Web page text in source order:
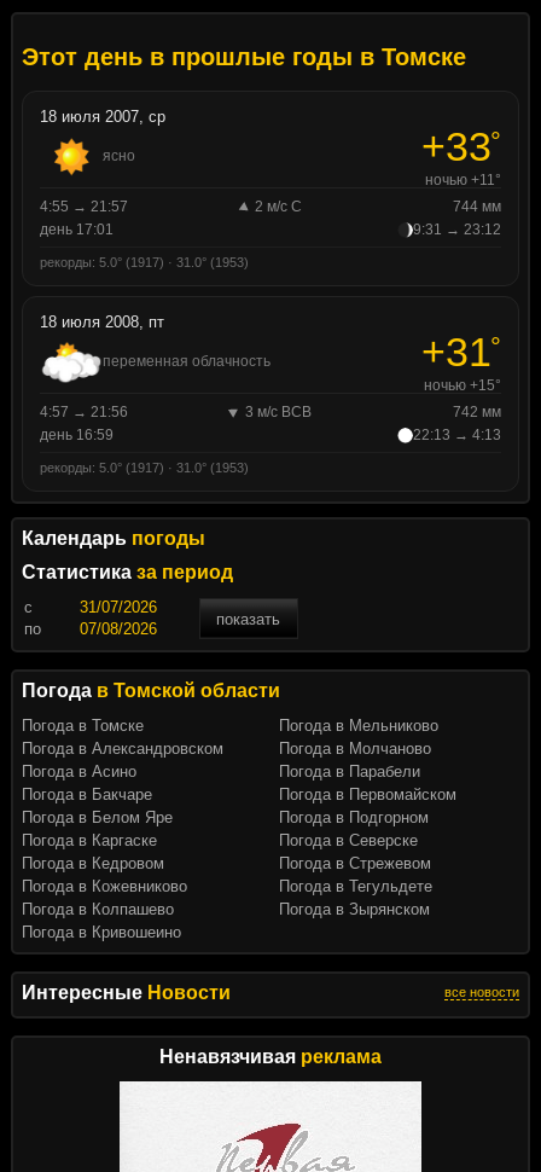
Интересные Новости все новости
Ненавязчивая реклама
Этот день в прошлые годы в Томске
18 июля 2007, ср
ясно +33°
ночью +11°
4:55 → 21:57
2 м/с С
744 мм
день 17:01
9:31 → 23:12
рекорды: 5.0° (1917) · 31.0° (1953)
18 июля 2008, пт
переменная облачность +31°
ночью +15°
4:57 → 21:56
3 м/с ВСВ
742 мм
день 16:59
22:13 → 4:13
рекорды: 5.0° (1917) · 31.0° (1953)
Календарь погоды
Статистика за период
c
показать
по
Погода в Томской области
Погода в Томске
Погода в Александровском
Погода в Асино
Погода в Бакчаре
Погода в Белом Яре
Погода в Каргаске
Погода в Кедровом
Погода в Кожевниково
Погода в Колпашево
Погода в Кривошеино
Погода в Мельниково
Погода в Молчаново
Погода в Парабели
Погода в Первомайском
Погода в Подгорном
Погода в Северске
Погода в Стрежевом
Погода в Тегульдете
Погода в Зырянском